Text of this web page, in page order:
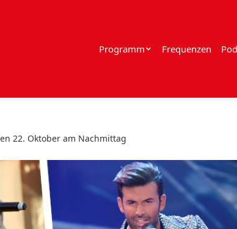
Programm Frequenzen
22. Oktober am Nachmittag